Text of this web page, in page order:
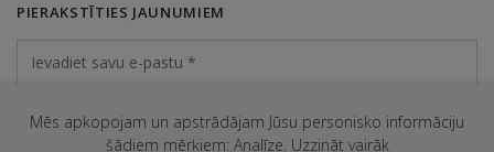
PIERAKSTĪTIES JAUNUMIEM
Mēs apkopojam un apstrādājam Jūsu personisko informāciju
šādiem mērķiem: Analīze. Uzzināt vairāk